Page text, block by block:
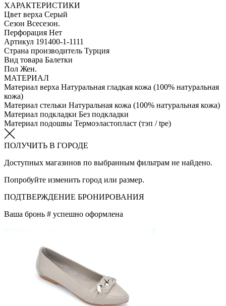
ХАРАКТЕРИСТИКИ
Цвет верха Серый
Сезон Всесезон.
Перфорация Нет
Артикул 191400-1-1111
Страна производитель Турция
Вид товара Балетки
Пол Жен.
МАТЕРИАЛ
Материал верха Натуральная гладкая кожа (100% натуральная
кожа)
Материал стельки Натуральная кожа (100% натуральная кожа)
Материал подкладки Без подкладки
Материал подошвы Термоэластопласт (тэп / tpe)
ПОЛУЧИТЬ В ГОРОДЕ
Доступных магазинов по выбранным фильтрам не найдено.
Попробуйте изменить город или размер.
ПОДТВЕРЖДЕНИЕ БРОНИРОВАНИЯ
Ваша бронь # успешно оформлена